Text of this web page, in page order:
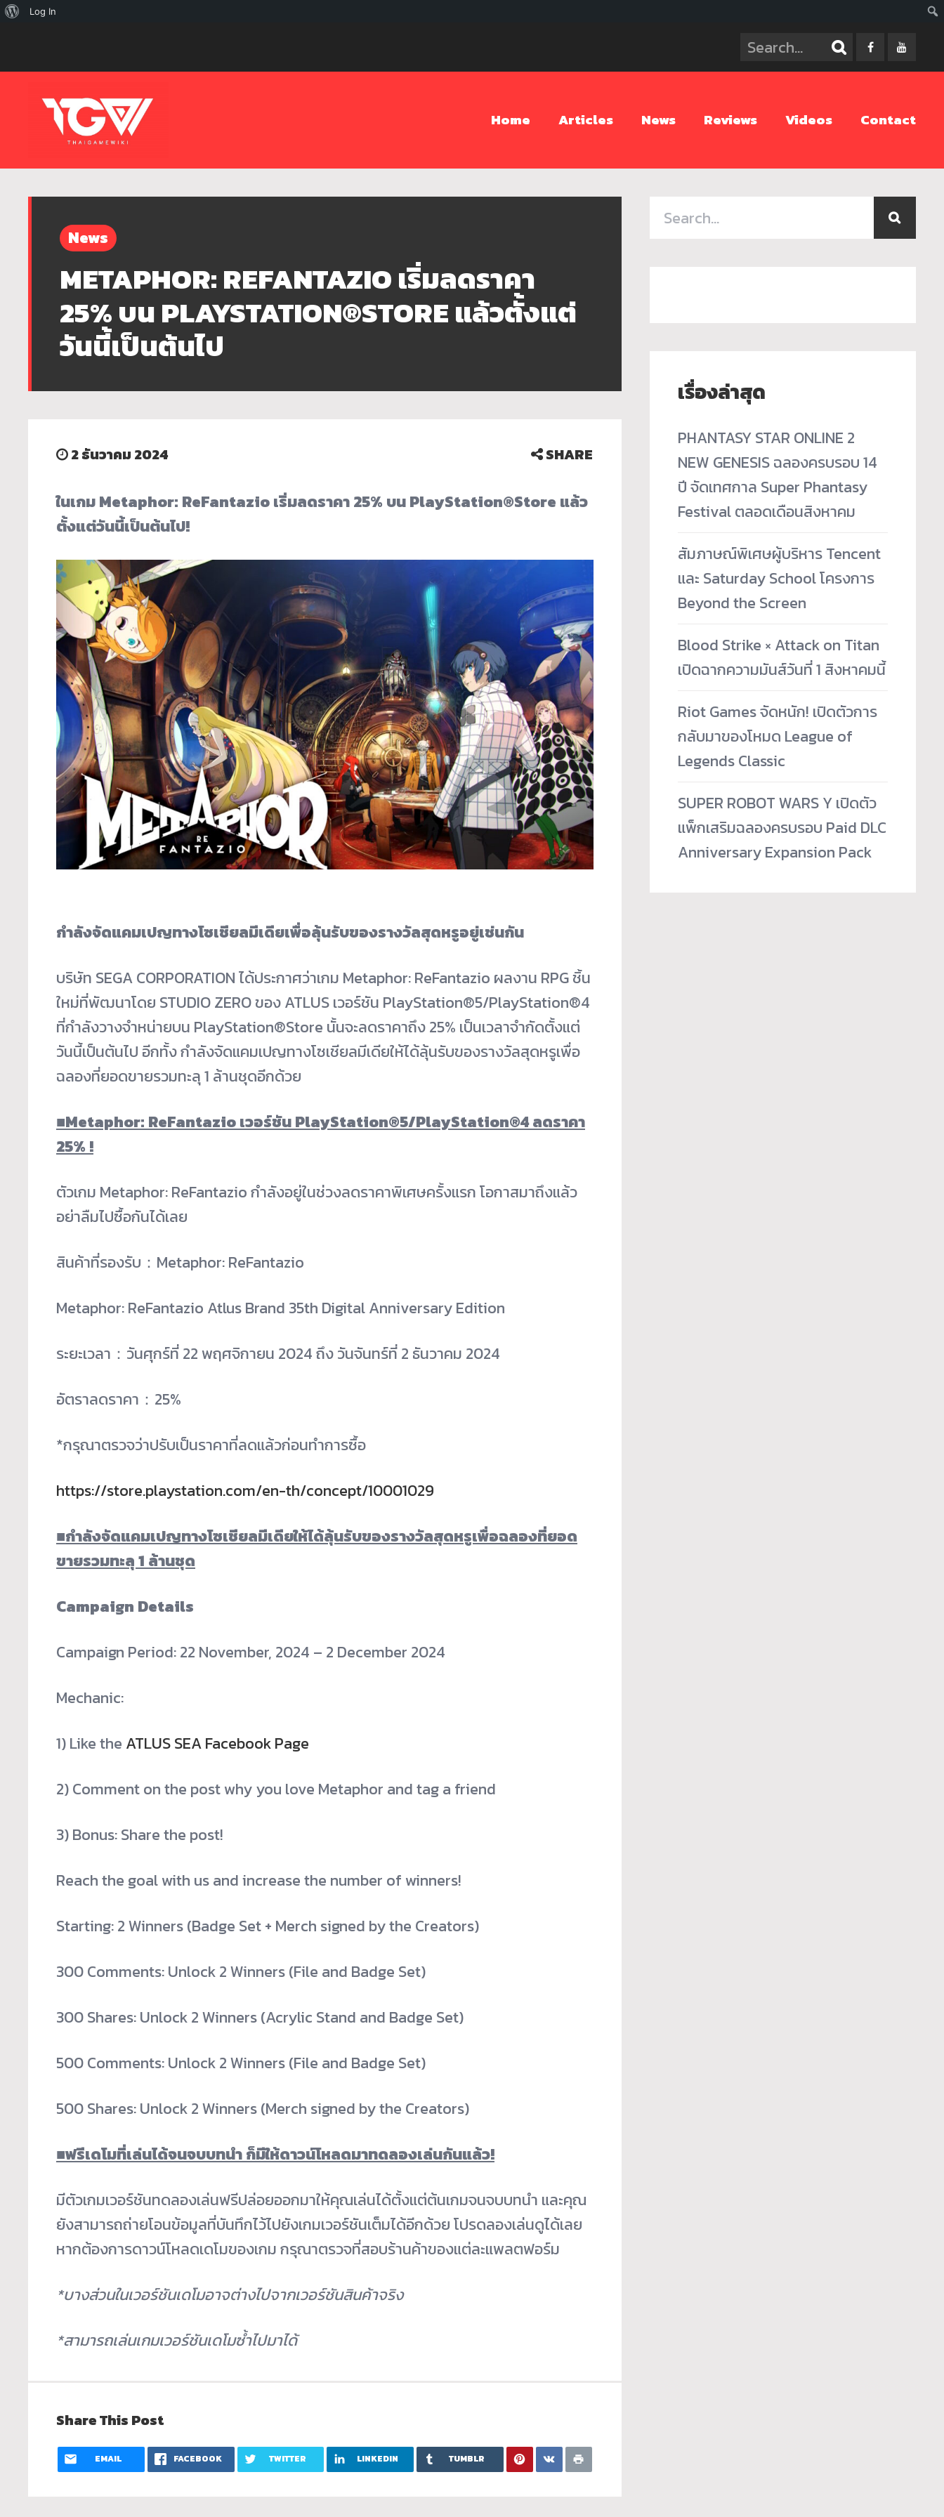
Home Articles News Reviews Videos Contact
News
METAPHOR: REFANTAZIO เริ่มลดราคา
25% บน PLAYSTATION®STORE แล้วตั้งแต่
วันนี้เป็นต้นไป
2 ธันวาคม 2024 SHARE
ในเกม Metaphor: ReFantazio เริ่มลดราคา 25% บน PlayStation®Store แล้ว
ตั้งแต่วันนี้เป็นต้นไป!
กำลังจัดแคมเปญทางโซเชียลมีเดียเพื่อลุ้นรับของรางวัลสุดหรูอยู่เช่นกัน
บริษัท SEGA CORPORATION ได้ประกาศว่าเกม Metaphor: ReFantazio ผลงาน RPG ชิ้น
ใหม่ที่พัฒนาโดย STUDIO ZERO ของ ATLUS เวอร์ชัน PlayStation®5/PlayStation®4
ที่กำลังวางจำหน่ายบน PlayStation®Store นั้นจะลดราคาถึง 25% เป็นเวลาจำกัดตั้งแต่
วันนี้เป็นต้นไป อีกทั้ง กำลังจัดแคมเปญทางโซเชียลมีเดียให้ได้ลุ้นรับของรางวัลสุดหรูเพื่อ
ฉลองที่ยอดขายรวมทะลุ 1 ล้านชุดอีกด้วย
■Metaphor: ReFantazio เวอร์ชัน PlayStation®5/PlayStation®4 ลดราคา
25% !
ตัวเกม Metaphor: ReFantazio กำลังอยู่ในช่วงลดราคาพิเศษครั้งแรก โอกาสมาถึงแล้ว
อย่าลืมไปซื้อกันได้เลย
สินค้าที่รองรับ：Metaphor: ReFantazio
Metaphor: ReFantazio Atlus Brand 35th Digital Anniversary Edition
ระยะเวลา：วันศุกร์ที่ 22 พฤศจิกายน 2024 ถึง วันจันทร์ที่ 2 ธันวาคม 2024
อัตราลดราคา：25%
*กรุณาตรวจว่าปรับเป็นราคาที่ลดแล้วก่อนทำการซื้อ
https://store.playstation.com/en-th/concept/10001029
■กำลังจัดแคมเปญทางโซเชียลมีเดียให้ได้ลุ้นรับของรางวัลสุดหรูเพื่อฉลองที่ยอด
ขายรวมทะลุ 1 ล้านชุด
Campaign Details
Campaign Period: 22 November, 2024 – 2 December 2024
Mechanic:
1) Like the ATLUS SEA Facebook Page
2) Comment on the post why you love Metaphor and tag a friend
3) Bonus: Share the post!
Reach the goal with us and increase the number of winners!
Starting: 2 Winners (Badge Set + Merch signed by the Creators)
300 Comments: Unlock 2 Winners (File and Badge Set)
300 Shares: Unlock 2 Winners (Acrylic Stand and Badge Set)
500 Comments: Unlock 2 Winners (File and Badge Set)
500 Shares: Unlock 2 Winners (Merch signed by the Creators)
■ฟรีเดโมที่เล่นได้จนจบบทนำ ก็มีให้ดาวน์โหลดมาทดลองเล่นกันแล้ว!
มีตัวเกมเวอร์ชันทดลองเล่นฟรีปล่อยออกมาให้คุณเล่นได้ตั้งแต่ต้นเกมจนจบบทนำ และคุณ
ยังสามารถถ่ายโอนข้อมูลที่บันทึกไว้ไปยังเกมเวอร์ชันเต็มได้อีกด้วย โปรดลองเล่นดูได้เลย
หากต้องการดาวน์โหลดเดโมของเกม กรุณาตรวจที่สอบร้านค้าของแต่ละแพลตฟอร์ม
*บางส่วนในเวอร์ชันเดโมอาจต่างไปจากเวอร์ชันสินค้าจริง
*สามารถเล่นเกมเวอร์ชันเดโมซ้ำไปมาได้
Share This Post
EMAIL FACEBOOK TWITTER LINKEDIN TUMBLR
เรื่องล่าสุด
PHANTASY STAR ONLINE 2
NEW GENESIS ฉลองครบรอบ 14
ปี จัดเทศกาล Super Phantasy
Festival ตลอดเดือนสิงหาคม
สัมภาษณ์พิเศษผู้บริหาร Tencent
และ Saturday School โครงการ
Beyond the Screen
Blood Strike × Attack on Titan
เปิดฉากความมันส์วันที่ 1 สิงหาคมนี้
Riot Games จัดหนัก! เปิดตัวการ
กลับมาของโหมด League of
Legends Classic
SUPER ROBOT WARS Y เปิดตัว
แพ็กเสริมฉลองครบรอบ Paid DLC
Anniversary Expansion Pack
เกี่ยวLog In